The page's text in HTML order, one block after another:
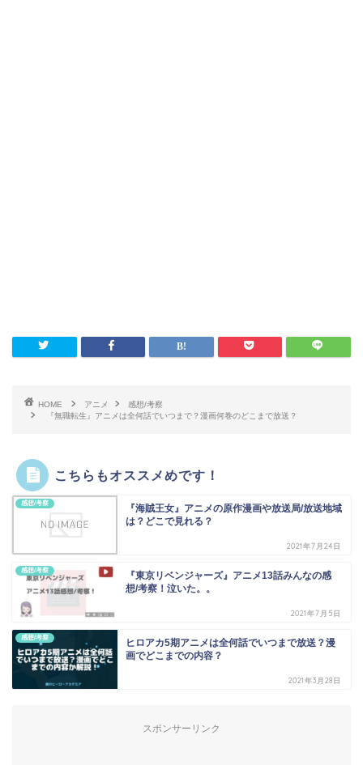
HOME アニメ
感想/考察
『無職転生』アニメは全何話でいつまで？漫画何巻のどこまで放送？
こちらもオススメめです！
感想/考察
『海賊王女』アニメの原作漫画や放送局/放送地域
は？どこで見れる？
2021年7月24日
感想/考察
『東京リベンジャーズ』アニメ13話みんなの感
想/考察！泣いた。。
2021年7月5日
感想/考察
ヒロアカ5期アニメは全何話でいつまで放送？漫
画でどこまでの内容？
2021年3月28日
スポンサーリンク